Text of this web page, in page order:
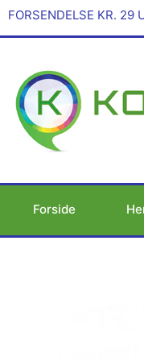
GåFORSENDELSE KR. 29
Forside